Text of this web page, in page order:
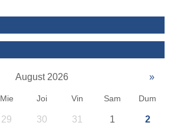
August 2026 »
Mie Joi Vin Sam Dum
29 30 31 1 2